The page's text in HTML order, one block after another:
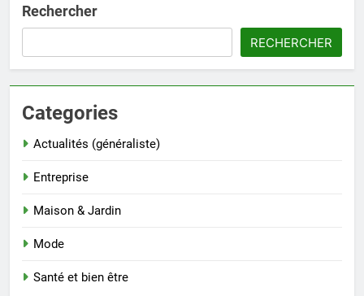
Rechercher
RECHERCHER
Categories
Actualités (généraliste)
Entreprise
Maison & Jardin
Mode
Santé et bien être